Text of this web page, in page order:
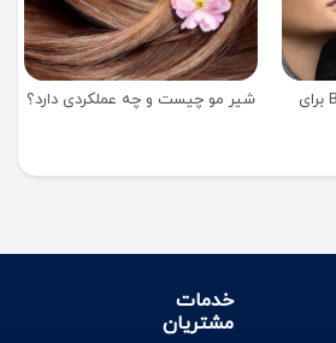
تاثیر مصرف سیستئین B6 برای
شیر مو چیست و چه عملکردی دارد؟
خدمات
مشتریان